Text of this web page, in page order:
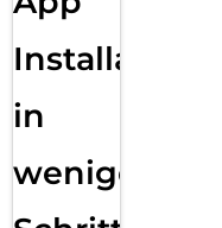
Installation
in
wenigen